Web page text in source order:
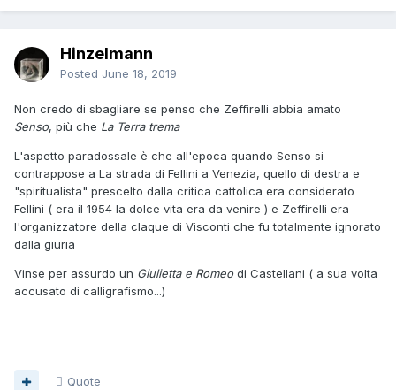
Hinzelmann
Posted June 18, 2019
Non credo di sbagliare se penso che Zeffirelli abbia amato
Senso, più che La Terra trema
L'aspetto paradossale è che all'epoca quando Senso si
contrappose a La strada di Fellini a Venezia, quello di destra e
"spiritualista" prescelto dalla critica cattolica era considerato
Fellini ( era il 1954 la dolce vita era da venire ) e Zeffirelli era
l'organizzatore della claque di Visconti che fu totalmente ignorato
dalla giuria
Vinse per assurdo un Giulietta e Romeodi Castellani ( a sua volta
accusato di calligrafismo...)
Quote